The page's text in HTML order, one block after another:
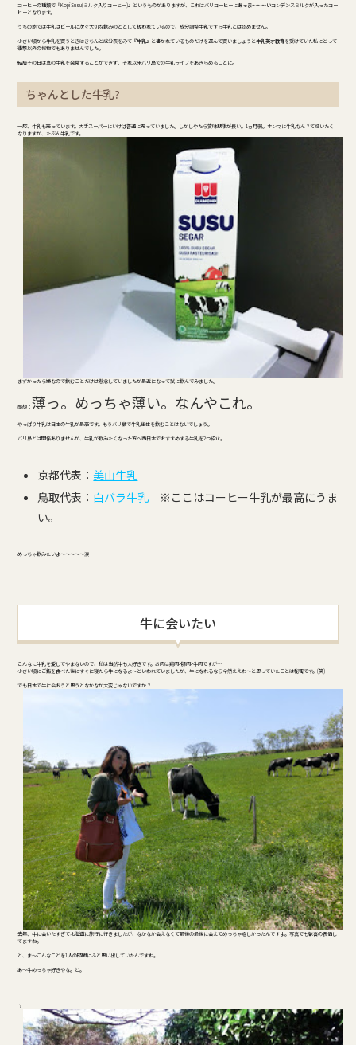
コーヒーの種類で『Kopi Susu(ミルク入りコーヒー)』というものがありますが、これはバリコーヒーにあっま～～～いコンデンスミルクが入ったコー
ヒーとなります。
うちの家では牛乳はビールに次ぐ大切な飲みのととして扱われているので、成分調整牛乳ですら牛乳とは認めません。
小さい頃から牛乳を買うときはきちんと成分表をみて 『牛乳』 と書かれているものだけを選んで買いましょうと牛乳英才教育を受けていた私にとって
衝撃以外の何物でもありませんでした。
結局その日は真の牛乳を発見することができず、それ以来バリ島での牛乳ライフをあきらめることに。
ちゃんとした牛乳?
一応、牛乳も売っています。大手スーパーにいけば普通に売っていました。しかしやたら賞味期限が長い。1ヵ月弱。ホンマに牛乳なん？て疑いたく
なりますが、たぶん牛乳です。
まずかったら嫌なので飲むことだけは懸念していましたが最近になって試に飲んでみました。
感想： 薄っ。めっちゃ薄い。なんやこれ。
やっぱり牛乳は日本の牛乳が最高です。もうバリ島で牛乳単体を飲むことはないでしょう。
バリ島とは関係ありませんが、牛乳が飲みたくなった方へ西日本でおすすめする牛乳を2つ紹介。
京都代表：美山牛乳
鳥取代表： 白バラ牛乳 ※ここはコーヒー牛乳が最高にうま
い。
めっちゃ飲みたいよ～～～～～涙
牛に会いたい
こんなに牛乳を愛してやまないので、私は当然牛も大好きです。お肉は鶏肉>豚肉>牛肉ですが…
小さい頃にご飯を食べた後にすぐに寝たら牛になるよ～といわれていましたが、牛になれるなら全然ええわ～と思っていたことは秘密です。(笑)
でも日本で牛に会おうと思うとなかなか大変じゃないですか？
去年、牛に会いたすぎて北海道に旅行に行きましたが、なかなか会えなくて最後の最後に会えてめっちゃ嬉しかったんですよ。写真でも歓喜の表情し
てますね。
と、ま～こんなことを1人の時間にふと思い出していたんですね。
あ～牛めっちゃ好きやな。と。
？